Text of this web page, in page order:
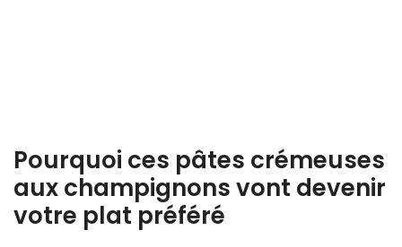
Pourquoi ces pâtes crémeuses
aux champignons vont devenir
votre plat préféré